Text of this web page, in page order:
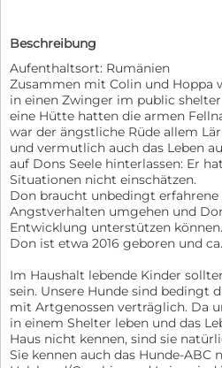
Beschreibung
Aufenthaltsort: Rumänien
Zusammen mit Colin und Hoppa
in einen Zwinger im public
eine Hütte hatten die armen
war der ängstliche Rüde allem
und vermutlich auch das Leben
auf Dons Seele hinterlassen: Er
Situationen nicht einschätzen.
Don braucht unbedingt erfahrene
Angstverhalten umgehen und
Entwicklung unterstützen können.
Don ist etwa 2016 geboren und
Im Haushalt lebende Kinder
sein. Unsere Hunde sind bedingt
mit Artgenossen verträglich. Da
in einem Shelter leben und das
Haus nicht kennen, sind sie
Sie kennen auch das Hunde-ABC